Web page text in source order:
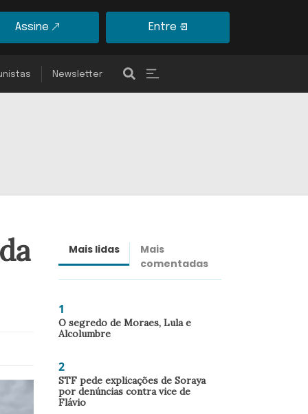
Assine Entre
Newsletter
Mais lidas
Mais
comentadas
1
O segredo de Moraes, Lula e
Alcolumbre
2
STF pede explicações de Soraya
por denúncias contra vice de
Flávio